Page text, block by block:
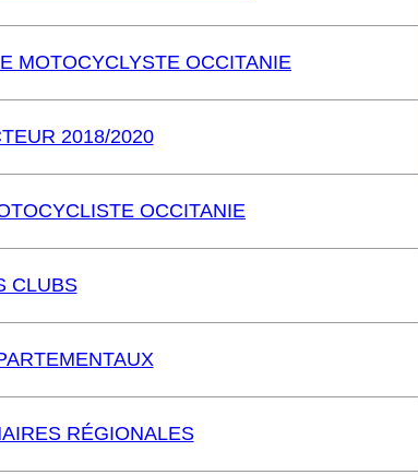
MOTOCYCLYSTE OCCITANIE
2018/2020
OCCITANIE
CLUBS
RÉGIONALES